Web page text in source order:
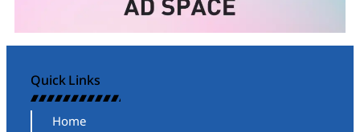
Quick Links
Home